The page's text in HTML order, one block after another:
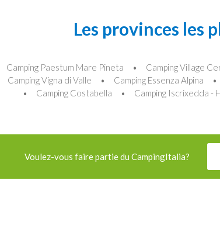
Les provinces les
Camping Paestum Mare Pineta Camping Village
Camping Vigna di Valle
Camping Essenza Alpina
Camping Costabella
Camping Iscrixedda -
Voulez-vous faire partie du CampingItalia?